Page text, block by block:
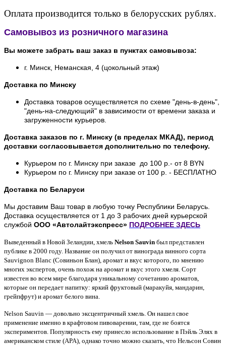
Оплата производится только в белорусских рублях.
Самовывоз из розничного магазина
Вы можете забрать ваш заказ в пунктах самовывоза:
г. Минск, Неманская, 4 (цокольный этаж)
Доставка по Минску
Доставка товаров осуществляется по схеме "день-в-день",
"день-на-следующий" в зависимости от времени заказа и
загруженности курьеров.
Доставка заказов по г. Минску (в пределах МКАД), период
доставки согласовывается дополнительно по телефону.
Курьером по г. Минску при заказе до 100 р.- от 8 BYN
Курьером по г. Минску при заказе от 100 р. - БЕСПЛАТНО
Доставка по Беларуси
Мы доставим Ваш товар в любую точку Республики Беларусь.
Доставка осуществляется от 1 до 3 рабочих дней курьерской
службой ООО «Автолайтэкспресс» ПОДРОБНЕЕ ЗДЕСЬ
Выведенный в Новой Зеландии, хмель Nelson Sauvin был представлен
публике в 2000 году. Название он получил от винограда винного сорта
Sauvignon Blanc (Совиньон Блан), аромат и вкус которого, по мнению
многих экспертов, очень похож на аромат и вкус этого хмеля. Сорт
известен во всем мире благодаря уникальному сочетанию ароматов,
которые он передает напитку: яркий фруктовый (маракуйя, мандарин,
грейпфрут) и аромат белого вина.
Nelson Sauvin — довольно эксцентричный хмель. Он нашел свое
применение именно в крафтовом пивоварении, там, где не боятся
экспериментов. Популярность ему принесло использование в Пэйль Элях в
американском стиле (APA), однако точно можно сказать, что Нельсон Совин